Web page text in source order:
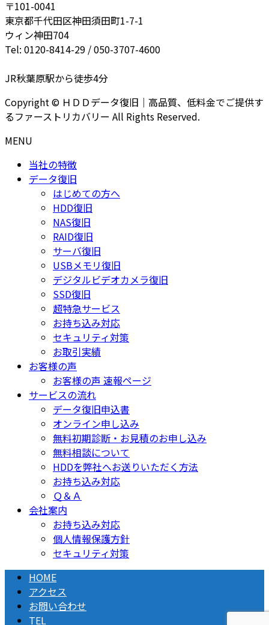
〒101-0041
東京都千代田区神田須田町1-7-1
ウィン神田704
Tel: 0120-8414-29 / 050-3707-4600
JR秋葉原駅から徒歩4分
Copyright © ＨＤＤデータ復旧｜高品質、低料金でご提供す
るファーストリカバリー All Rights Reserved.
MENU
当社の特徴
データ復旧
はじめての方へ
HDD復旧
NAS復旧
RAID復旧
サーバ復旧
USBメモリ復旧
デジタルビデオカメラ復旧
SSD復旧
超特急サービス
お持ち込み対応
セキュリティ対策
お取引実績
お客様の声
お客様の声 速報ページ
サービスの流れ
データ復旧申込書
オンライン申し込み
無料初期診断・お見積のお申し込み
無料相談について
HDDを弊社へお送りいただく方法
お持ち込み対応
Ｑ＆Ａ
会社案内
お持ち込み対応
個人情報保護方針
セキュリティ対策
HOME
アクセス
お問い合わせ
TEL